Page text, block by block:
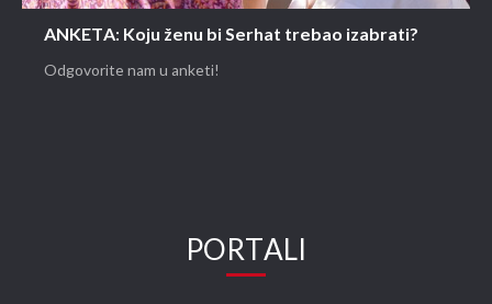
ANKETA: Koju ženu bi Serhat trebao izabrati?
Odgovorite nam u anketi!
PORTALI